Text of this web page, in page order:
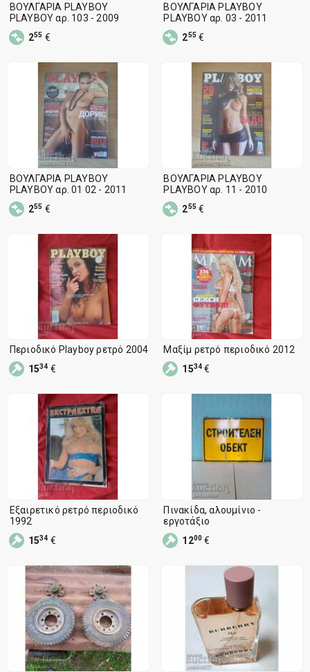
ΒΟΥΛΓΑΡΙΑ PLAYBOY
PLAYBOY αρ. 103 - 2009
255 €
ΒΟΥΛΓΑΡΙΑ PLAYBOY
PLAYBOY αρ. 03 - 2011
255 €
ΒΟΥΛΓΑΡΙΑ PLAYBOY
PLAYBOY αρ. 01 02 - 2011
255 €
ΒΟΥΛΓΑΡΙΑ PLAYBOY
PLAYBOY αρ. 11 - 2010
255 €
Περιοδικό Playboy ρετρό 2004
1534 €
Μαξίμ ρετρό περιοδικό 2012
1534 €
Εξαιρετικό ρετρό περιοδικό
1992
1534 €
Πινακίδα, αλουμίνιο -
εργοτάξιο
1200 €